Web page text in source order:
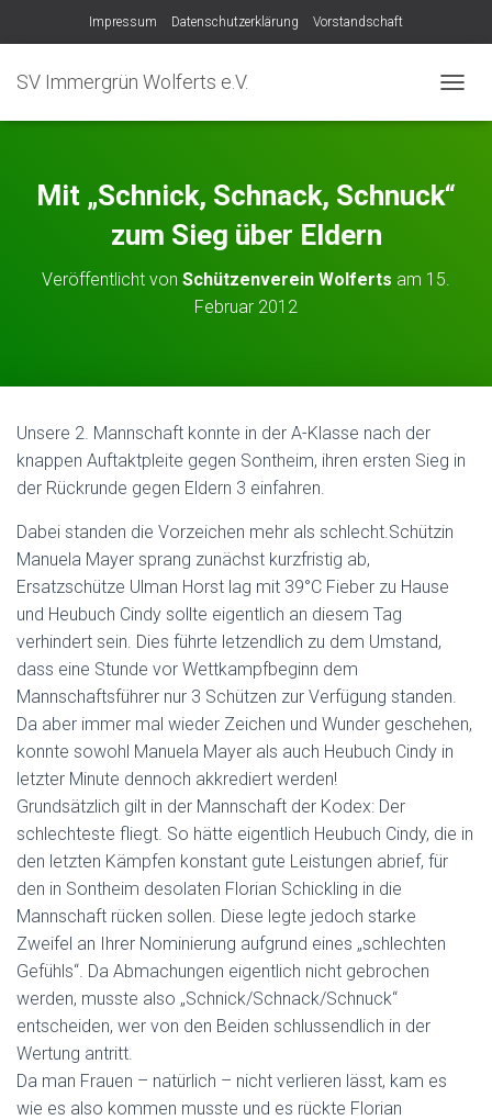
Impressum Datenschutzerklärung Vorstandschaft
SV Immergrün Wolferts e.V.
Mit „Schnick, Schnack, Schnuck“
zum Sieg über Eldern
Veröffentlicht von Schützenverein Wolferts am 15.
Februar 2012
Unsere 2. Mannschaft konnte in der A-Klasse nach der
knappen Auftaktpleite gegen Sontheim, ihren ersten Sieg in
der Rückrunde gegen Eldern 3 einfahren.
Dabei standen die Vorzeichen mehr als schlecht.Schützin
Manuela Mayer sprang zunächst kurzfristig ab,
Ersatzschütze Ulman Horst lag mit 39°C Fieber zu Hause
und Heubuch Cindy sollte eigentlich an diesem Tag
verhindert sein. Dies führte letzendlich zu dem Umstand,
dass eine Stunde vor Wettkampfbeginn dem
Mannschaftsführer nur 3 Schützen zur Verfügung standen.
Da aber immer mal wieder Zeichen und Wunder geschehen,
konnte sowohl Manuela Mayer als auch Heubuch Cindy in
letzter Minute dennoch akkrediert werden!
Grundsätzlich gilt in der Mannschaft der Kodex: Der
schlechteste fliegt. So hätte eigentlich Heubuch Cindy, die in
den letzten Kämpfen konstant gute Leistungen abrief, für
den in Sontheim desolaten Florian Schickling in die
Mannschaft rücken sollen. Diese legte jedoch starke
Zweifel an Ihrer Nominierung aufgrund eines „schlechten
Gefühls“. Da Abmachungen eigentlich nicht gebrochen
werden, musste also „Schnick/Schnack/Schnuck“
entscheiden, wer von den Beiden schlussendlich in der
Wertung antritt.
Da man Frauen – natürlich – nicht verlieren lässt, kam es
wie es also kommen musste und es rückte Florian